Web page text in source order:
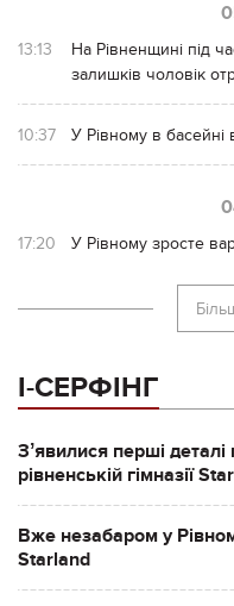
13:13
На Рівненщині під
залишків чоловік
10:37 У Рівному в басейні
17:20 У Рівному зросте
І-СЕРФІНГ
Зʼявилися перші деталі
рівненській гімназії
Вже незабаром у
Starland